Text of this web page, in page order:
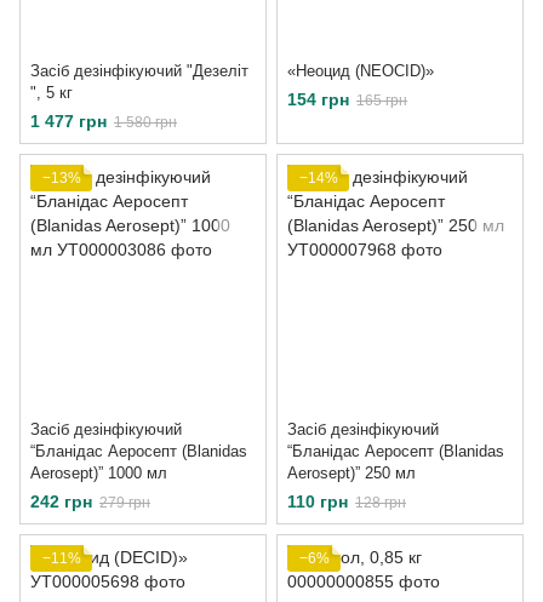
Засіб дезінфікуючий "Дезеліт
", 5 кг
1 477 грн 1 580 грн
«Неоцид (NEOCID)»
154 грн 165 грн
−13%
Засіб дезінфікуючий
“Бланідас Аеросепт (Blanidas
Aerosept)” 1000 мл
242 грн 279 грн
−14%
Засіб дезінфікуючий
“Бланідас Аеросепт (Blanidas
Aerosept)” 250 мл
110 грн 128 грн
−11% −6%